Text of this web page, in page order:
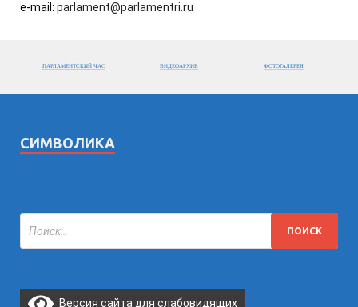
e-mail: parlament@parlamentri.ru
ПАРЛАМЕНТСКИЙ ЧАС ВИДЕОАРХИВ ФОТОГАЛЕРЕЯ
СИМВОЛИКА
Версия сайта для слабовидящих